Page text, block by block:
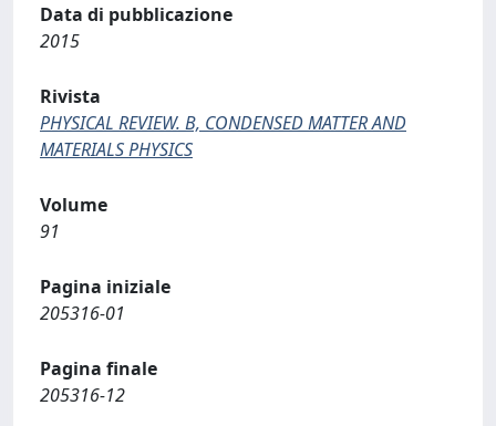
Data di pubblicazione
2015
Rivista
PHYSICAL REVIEW. B, CONDENSED MATTER AND
MATERIALS PHYSICS
Volume
91
Pagina iniziale
205316-01
Pagina finale
205316-12